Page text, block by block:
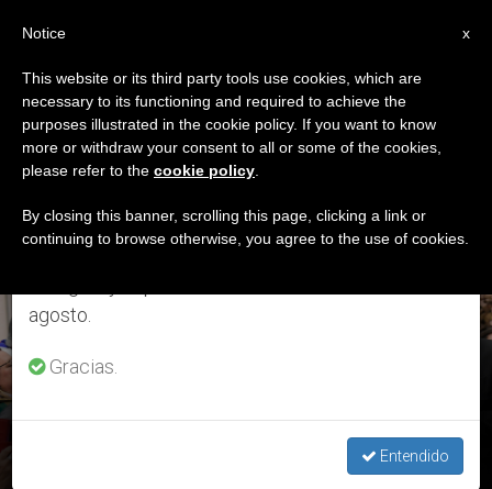
ETIQUETA
Posts Tagged
‘uruguay’
ÚLTIMAS NOTICIAS
×
Aviso importante
Del 27 de julio al 7 de agosto haremos la pausa
anual, aprovechando que en el periodo de verano
se generan menos informaciones y también el
agosto.
Gracias.
Entendido
x
Notice
This website or its third party tools use cookies, which are
necessary to its functioning and required to achieve the
purposes illustrated in the cookie policy. If you want to know
more or withdraw your consent to all or some of the cookies,
please refer to the cookie policy
By closing this banner, scrolling this page, clicking a link or
continuing to browse otherwise, you agree to the use of cookies.